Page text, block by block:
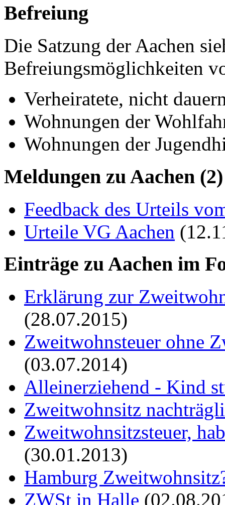
Befreiung
Die Satzung der Aachen
Befreiungsmöglichkeiten
Verheiratete, nicht
Wohnungen der
Wohnungen der
Meldungen zu Aachen (2)
Feedback des Urteils
Urteile VG Aachen
Einträge zu Aachen im
Erklärung zur
(28.07.2015)
Zweitwohnsteuer ohne
(03.07.2014)
Alleinerziehend - Kind
Zweitwohnsitz
Zweitwohnsitzsteuer,
(30.01.2013)
Hamburg
ZWSt in Halle